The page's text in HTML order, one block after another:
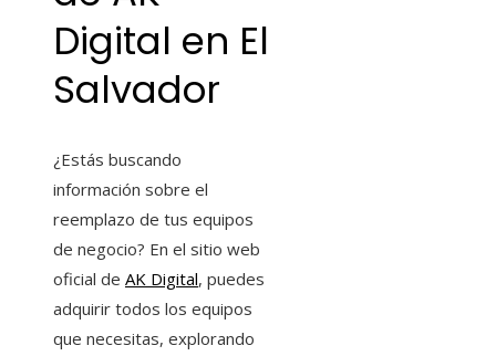
Digital en El
Salvador
¿Estás buscando
información sobre el
reemplazo de tus equipos
de negocio? En el sitio web
oficial de AK Digital, puedes
adquirir todos los equipos
que necesitas, explorando